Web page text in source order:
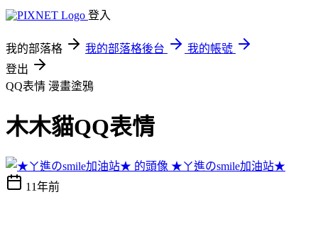
登入
我的部落格 我的部落格後台
我的帳號
登出
QQ表情 漫畫塗鴉
木木貓QQ表情
★ㄚ進のsmile加油站★
11年前